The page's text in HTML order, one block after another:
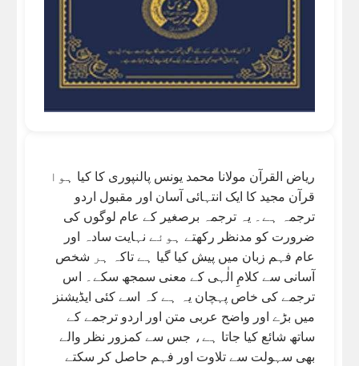
ریاض القرآن مولانا محمد یونس پالنپوری کا کیا ہوا
قرآن مجید کا ایک انتہائی آسان اور مقبول اردو
ترجمہ ہے۔ یہ ترجمہ برصغیر کے عام لوگوں کی
ضرورت کو مدنظر رکھتے ہوئے نہایت سادہ اور
عام فہم زبان میں پیش کیا گیا ہے تاکہ ہر شخص
آسانی سے کلامِ الٰہی کے معنی سمجھ سکے۔ اس
ترجمے کی خاص پہچان یہ ہے کہ اسے کئی ایڈیشنز
میں بڑے اور واضح عربی متن اور اردو ترجمے کے
ساتھ شائع کیا جاتا ہے، جس سے کمزور نظر والے
بھی سہولت سے تلاوت اور فہم حاصل کر سکتے